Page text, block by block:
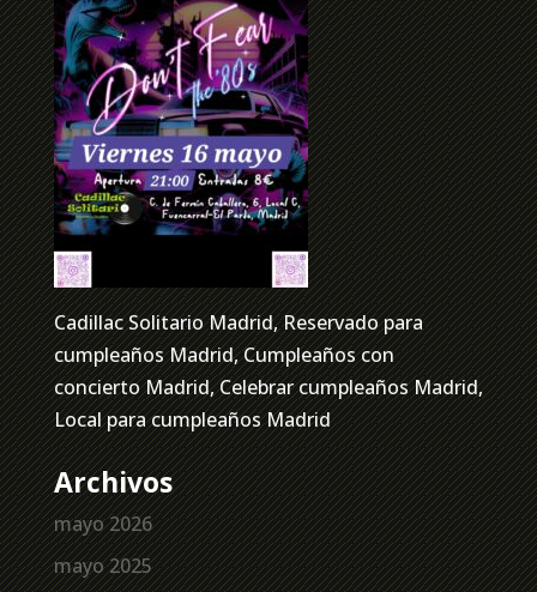
Cadillac Solitario Madrid, Reservado para
cumpleaños Madrid, Cumpleaños con
concierto Madrid, Celebrar cumpleaños Madrid,
Local para cumpleaños Madrid
Archivos
mayo 2026
mayo 2025